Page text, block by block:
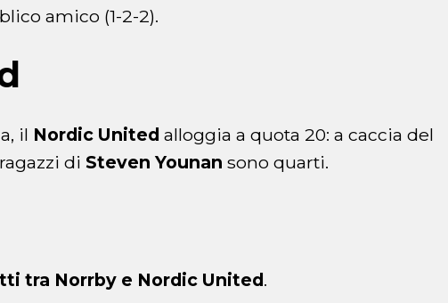
amico (1-2-2).
il Nordic United alloggia a quota 20: a caccia del
di Steven Younan sono quarti.
tra Norrby e Nordic United.